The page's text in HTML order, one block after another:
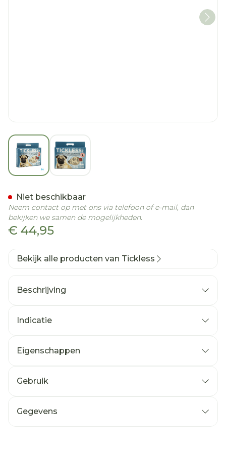
View larger imageView larger image
€ 44,95
Niet beschikbaar
Neem contact op met ons via telefoon of e-mail, dan
bekijken we samen de mogelijkheden.
Bekijk alle producten van Tickless
Beschrijving
Indicatie
Eigenschappen
Gebruik
Verwijder het plastic lipje om de reeds
Gegevens